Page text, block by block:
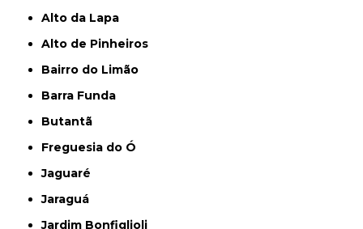
Alto da Lapa
Alto de Pinheiros
Bairro do Limão
Barra Funda
Butantã
Freguesia do Ó
Jaguaré
Jaraguá
Jardim Bonfiglioli